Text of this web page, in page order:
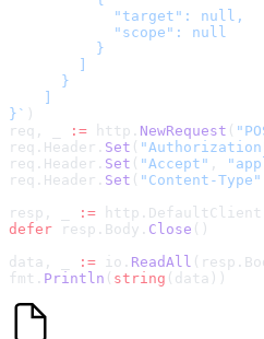
            "target": null,
            "scope": null
          }
      }
} ` )
req, _
:= http. NewRequest (
req.Header. Set (
req.Header. Set ( "Accept" ,
req.Header. Set ( "Content-Type"
resp, _
:=
defer resp.Body. Close ()
data, _
:= io. ReadAll
fmt. Println ( string (data))